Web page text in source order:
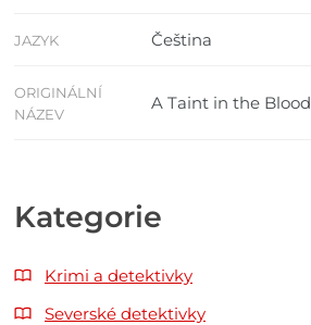
JAZYK Čeština
ORIGINÁLNÍ
NÁZEV
A Taint in the Blood
Kategorie
Krimi a detektivky
Severské detektivky